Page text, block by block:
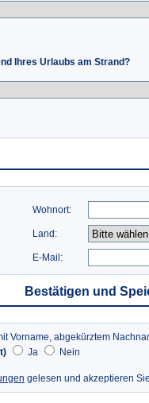
Ihres Urlaubs am Strand?
Wohnort:
Land:
E-Mail:
Bestätigen und
Vorname, abgekürztem
Ja Nein
gelesen und akzeptieren